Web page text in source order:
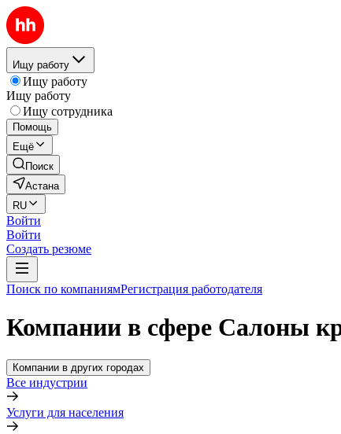
Ищу работу
Ищу работу
Ищу работу
Ищу сотрудника
Помощь
Ещё
Поиск
Астана
RU
Войти
Войти
Создать резюме
Поиск по компаниямРегистрация работодателя
Компании в сфере Салоны
Компании в других городах
Все индустрии
Услуги для населения